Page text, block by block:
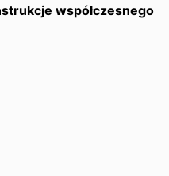
współczesnego